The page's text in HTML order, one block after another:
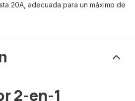
20A, adecuada para un máximo de
2-en-1